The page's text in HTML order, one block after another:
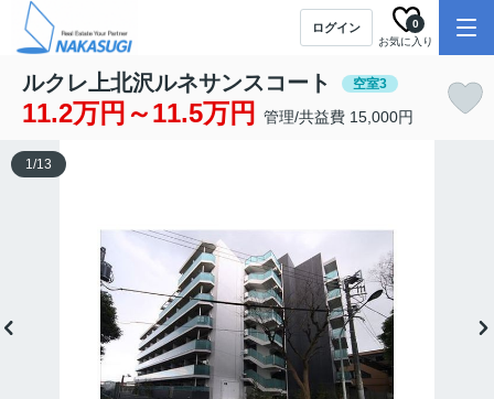
ログイン
お気に入り
0
ルクレ上北沢ルネサンスコート 空室3
11.2万円～11.5万円 管理/共益費 15,000円
1/13